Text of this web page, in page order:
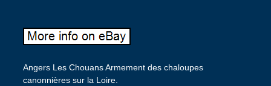
Angers Les Chouans Armement des chaloupes
canonnières sur la Loire.